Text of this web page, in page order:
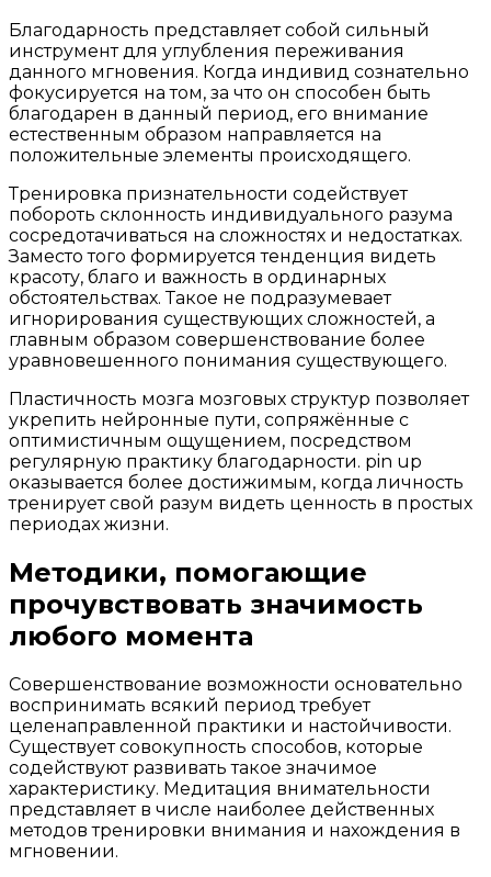
Благодарность представляет собой сильный
инструмент для углубления переживания
данного мгновения. Когда индивид сознательно
фокусируется на том, за что он способен быть
благодарен в данный период, его внимание
естественным образом направляется на
положительные элементы происходящего.
Тренировка признательности содействует
побороть склонность индивидуального разума
сосредотачиваться на сложностях и недостатках.
Заместо того формируется тенденция видеть
красоту, благо и важность в ординарных
обстоятельствах. Такое не подразумевает
игнорирования существующих сложностей, а
главным образом совершенствование более
уравновешенного понимания существующего.
Пластичность мозга мозговых структур позволяет
укрепить нейронные пути, сопряжённые с
оптимистичным ощущением, посредством
регулярную практику благодарности. pin up
оказывается более достижимым, когда личность
тренирует свой разум видеть ценность в простых
периодах жизни.
Методики, помогающие
прочувствовать значимость
любого момента
Совершенствование возможности основательно
воспринимать всякий период требует
целенаправленной практики и настойчивости.
Существует совокупность способов, которые
содействуют развивать такое значимое
характеристику. Медитация внимательности
представляет в числе наиболее действенных
методов тренировки внимания и нахождения в
мгновении.